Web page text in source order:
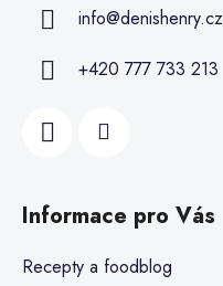
info@denishenry.cz
+420 777 733 213
Informace pro Vás
Recepty a foodblog